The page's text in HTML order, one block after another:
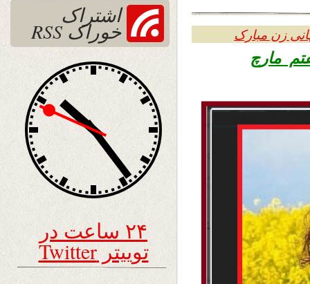
زن مبارک
۱۶ حوت ۱۳۹۷ – هفتم مارچ
اشتراک
خوراک RSS
۲۴ ساعت در
توییتر Twitter